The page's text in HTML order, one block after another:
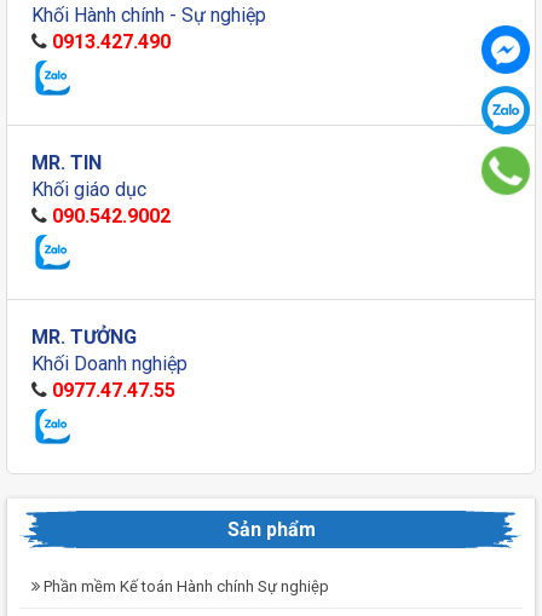
Khối Hành chính - Sự nghiệp
0913.427.490
MR. TIN
Khối giáo dục
090.542.9002
MR. TƯỞNG
Khối Doanh nghiệp
0977.47.47.55
Sản phẩm
Phần mềm Kế toán Hành chính Sự nghiệp